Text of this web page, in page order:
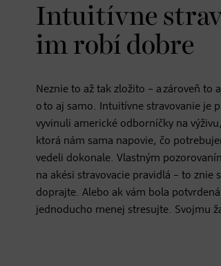
Intuitívne
im robí dobre
Neznie to až tak zložito – a zároveň to
o to aj samo. Intuitívne stravovanie je
vyvinuli americké odborníčky na
ktorá nám sama napovie, čo
vedeli dokonale. Vlastným
na akési stravovacie pravidlá – to
doprajte. Alebo ak vám bola
jednoducho menej stresujte. Svojmu